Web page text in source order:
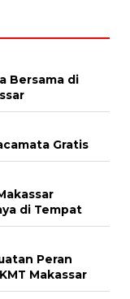
Bersama di
Gratis
di Tempat
Peran
Makassar